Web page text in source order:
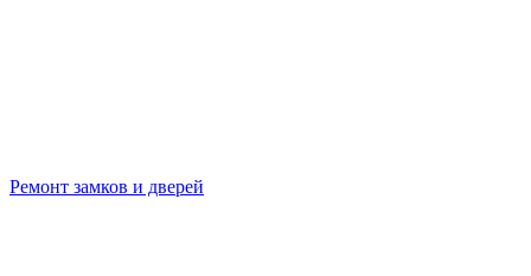
Ремонт замков и дверей